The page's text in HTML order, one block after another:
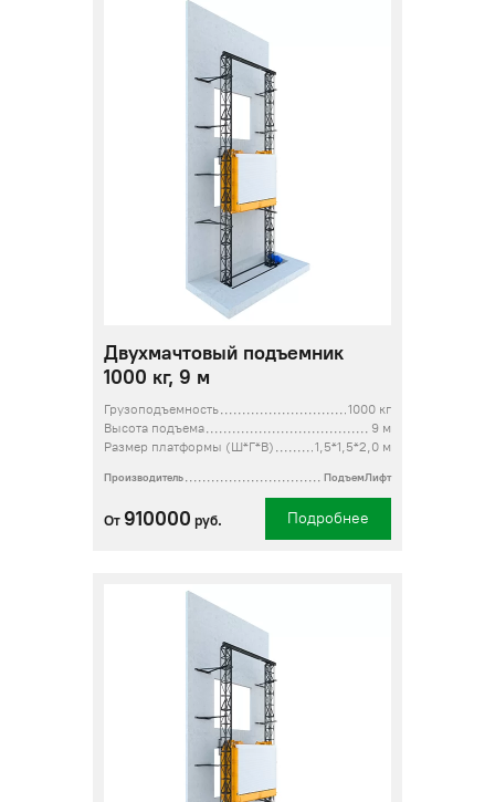
Двухмачтовый подъемник
1000 кг, 9 м
Грузоподъемность
1000 кг
Высота подъема
9 м
Размер платформы (Ш*Г*В)
1,5*1,5*2,0 м
Производитель ПодъемЛифт
От 910000 руб. Подробнее